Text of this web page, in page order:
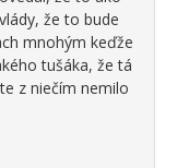
že to bude
mnohým keďže
tušáka, že tá
z niečím nemilo